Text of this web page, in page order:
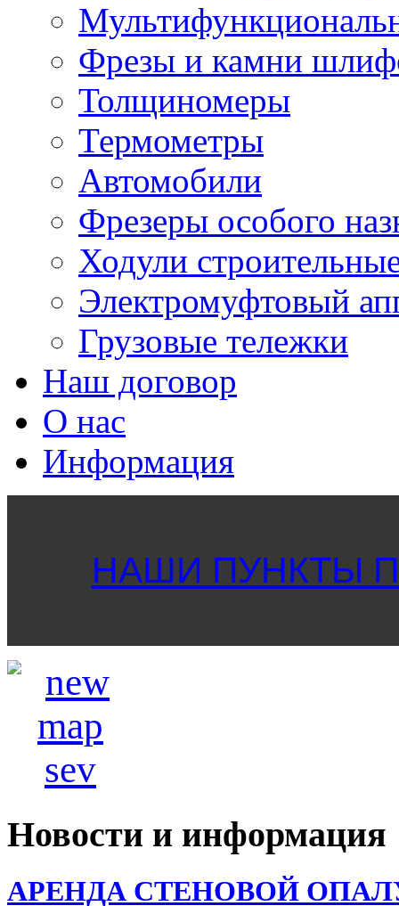
Фрезы и камни
Толщиномеры
Термометры
Автомобили
Фрезеры особого
Ходули
Электромуфтовый
Грузовые тележки
Наш договор
О нас
Информация
НАШИ ПУНКТЫ
Новости и информация
АРЕНДА СТЕНОВОЙ